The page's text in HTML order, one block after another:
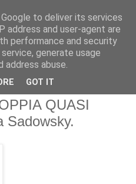
QUASI
Sadowsky.
to deliver its services
address and user-agent are
performance and security
generate usage
abuse.
GOT IT